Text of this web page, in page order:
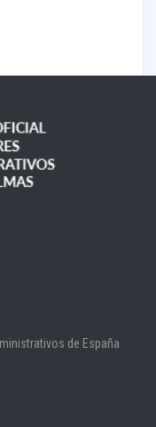
de España